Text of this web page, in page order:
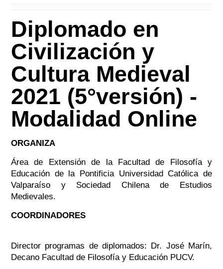
Diplomado en
Civilización y
Cultura Medieval
2021 (5°versión) -
Modalidad Online
ORGANIZA
Área de Extensión de la Facultad de Filosofía y
Educación de la Pontificia Universidad Católica de
Valparaíso y Sociedad Chilena de Estudios
Medievales.
COORDINADORES
Director programas de diplomados: Dr. José Marín,
Decano Facultad de Filosofía y Educación PUCV.